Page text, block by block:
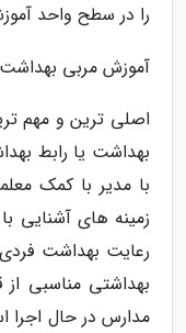
را در سطح واحد
آموزش مربی بهداشت
اصلی ترین و مهم
بهداشت یا رابط
با مدیر با کمک
زمینه های آشنایی
رعایت بهداشت فردی
بهداشتی مناسبی از
مدارس در حال